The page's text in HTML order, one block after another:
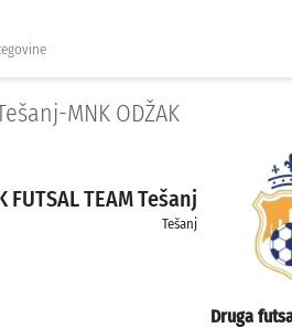
MNK ODŽAK
FUTSAL TEAM Tešanj
Tešanj
Druga